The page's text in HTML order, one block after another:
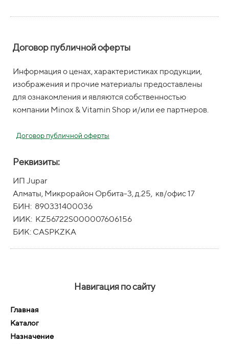
Договор публичной оферты
Информация о ценах, характеристиках продукции,
изображения и прочие материалы предоставлены
для ознакомления и являются собственностью
компании Minox & Vitamin Shop и/или ее партнеров.
Договор публичной оферты
Реквизиты:
ИП Jupar
Алматы, Микрорайон Орбита-3, д.25, кв/офис 17
БИН: 890331400036
ИИК: KZ56722S000007606156
БИК: CASPKZKA
Навигация по сайту
Главная
Каталог
Назначение